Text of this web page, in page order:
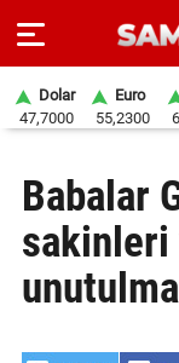
SAYFA
SAMSUN
HABER
Dolar
47,7000
Euro
55,2300
Babalar
sakinleri